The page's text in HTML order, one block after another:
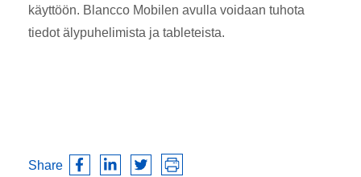
käyttöön. Blancco Mobilen avulla voidaan tuhota
tiedot älypuhelimista ja tableteista.
Share